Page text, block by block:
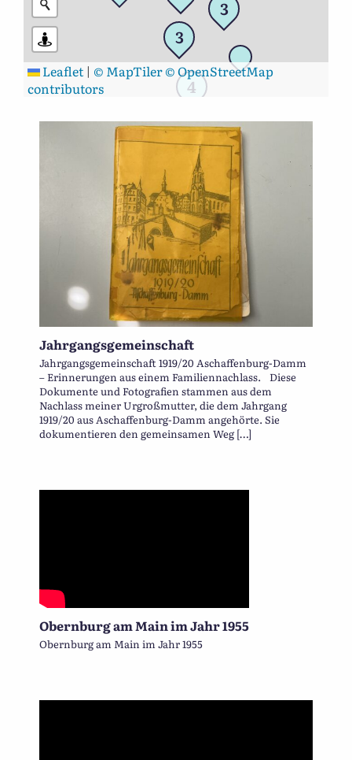
3
4
3
Leaflet | © MapTiler© OpenStreetMap
contributors
Jahrgangsgemeinschaft
Jahrgangsgemeinschaft 1919/20 Aschaffenburg-Damm
– Erinnerungen aus einem Familiennachlass. Diese
Dokumente und Fotografien stammen aus dem
Nachlass meiner Urgroßmutter, die dem Jahrgang
1919/20 aus Aschaffenburg-Damm angehörte. Sie
dokumentieren den gemeinsamen Weg […]
Obernburg am Main im Jahr 1955
Obernburg am Main im Jahr 1955